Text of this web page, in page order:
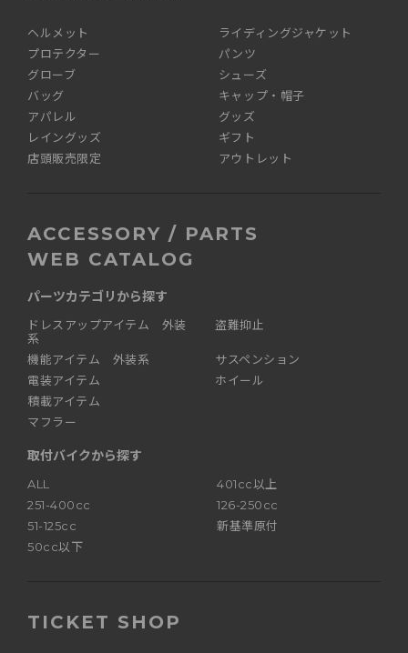
ヘルメット
ライディングジャケット
プロテクター
パンツ
グローブ
シューズ
バッグ
キャップ・帽子
アパレル
グッズ
レイングッズ
ギフト
店頭販売限定
アウトレット
ACCESSORY / PARTS
WEB CATALOG
パーツカテゴリから探す
ドレスアップアイテム 外装
系
機能アイテム 外装系
電装アイテム
積載アイテム
マフラー
盗難抑止
サスペンション
ホイール
取付バイクから探す
ALL
401cc以上
251-400cc
126-250cc
51-125cc
新基準原付
50cc以下
TICKET SHOP